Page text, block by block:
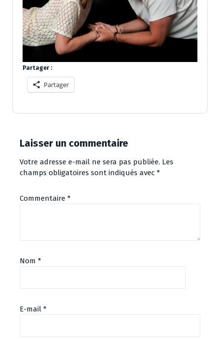
Partager :
Partager
Laisser un commentaire
Votre adresse e-mail ne sera pas publiée. Les
champs obligatoires sont indiqués avec *
Commentaire *
Nom *
E-mail *